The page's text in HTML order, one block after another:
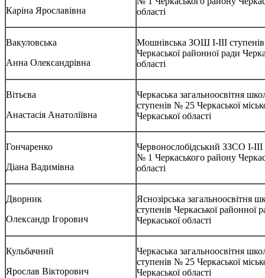
Каріна Ярославівна
області
Вакуловська
Анна Олександрівна
Мошнівська ЗОШ І-ІІІ ступенів
Черкаської районної ради
області
Вітьєва
Анастасія Анатоліївна
Черкаська загальноосвітня
ступенів № 25 Черкаської
Черкаської області
Гончаренко
Діана Вадимівна
Червонослобідський ЗЗСО І-ІІІ
№ 1 Черкаського району
області
Дворник
Олександр Ігорович
Яснозірська загальноосвітня
ступенів Черкаської районної
Черкаської області
Кульбачний
Ярослав Вікторович
Черкаська загальноосвітня
ступенів № 25 Черкаської
Черкаської області